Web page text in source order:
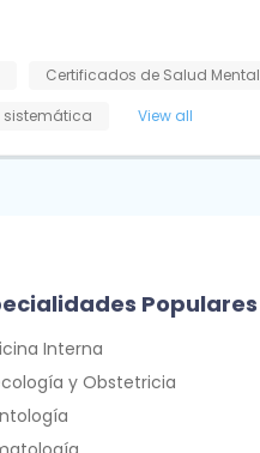
Certificados de Salud Mental
sistemática View all
Populares
Interna
y Obstetricia